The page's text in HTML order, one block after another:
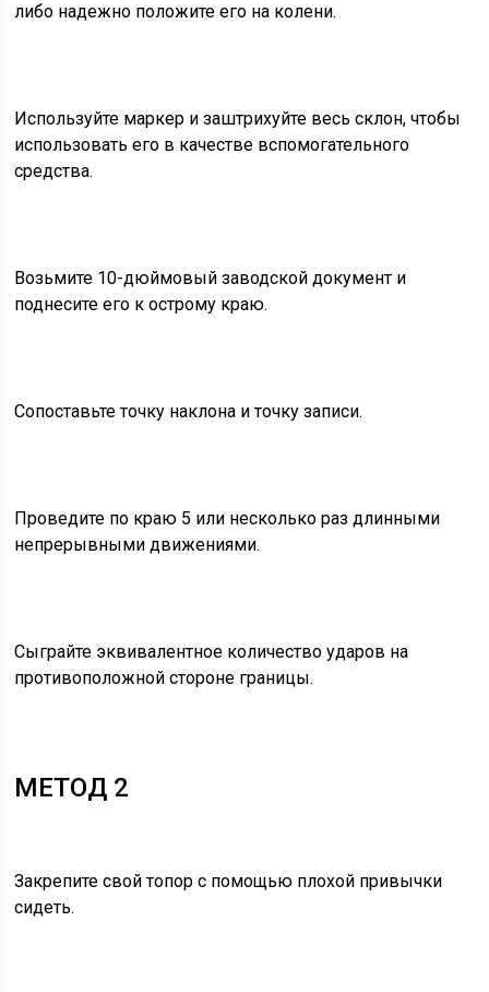
либо надежно положите его на колени.
Используйте маркер и заштрихуйте весь склон, чтобы
использовать его в качестве вспомогательного
средства.
Возьмите 10-дюймовый заводской документ и
поднесите его к острому краю.
Сопоставьте точку наклона и точку записи.
Проведите по краю 5 или несколько раз длинными
непрерывными движениями.
Сыграйте эквивалентное количество ударов на
противоположной стороне границы.
МЕТОД 2
Закрепите свой топор с помощью плохой привычки
сидеть.